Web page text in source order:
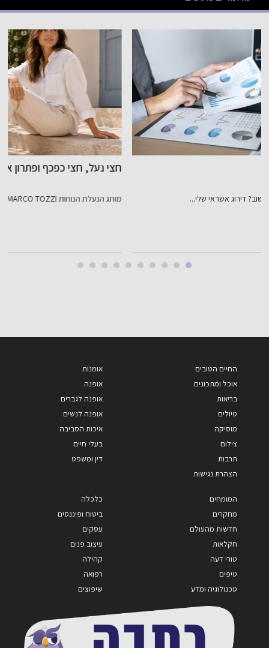
חצי נעל, חצי כפכף ופתרון אחד מושלם לקיץ
מותג הנעלת הנוחות MARCO TOZZI משיק דגם חדש המשלב את...
החיים הטובים
אוכל ומתכונים
בריאות
טיולים
מוסיקה
צילום
תרבות
הצהרת נגישות
אומנות
אופנה
אופנה לגברים
אופנה לנשים
איכות הסביבה
בעלי חיים
דין ומשפט
המומחים
מחקרים
חדשות מהעולם
חקלאות
טורי דעה
טיפים
טכנולוגיה ומדע
כלכלה
ביטוח ופיננסים
עסקים
עיצוב פנים
קהילה
רפואה
שיפוצים